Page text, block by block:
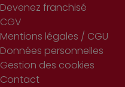
Devenez franchisé
CGV
Mentions légales / CGU
Données personnelles
Gestion des cookies
Contact